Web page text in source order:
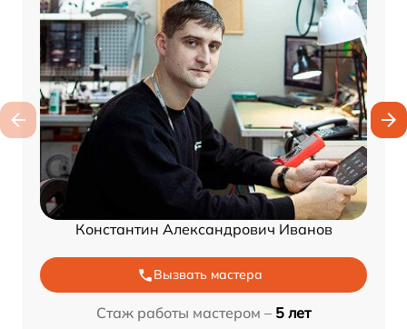
Константин Александрович Иванов
Вызвать мастера
Стаж работы мастером – 5 лет